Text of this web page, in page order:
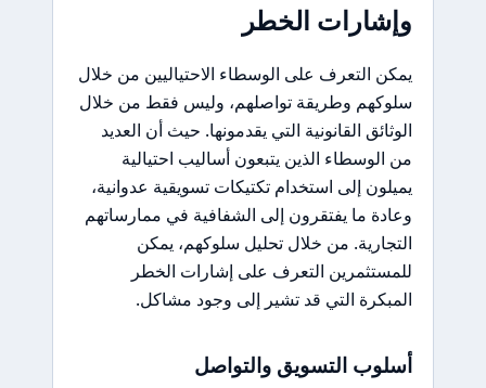
وإشارات الخطر
يمكن التعرف على الوسطاء الاحتياليين من خلال
سلوكهم وطريقة تواصلهم، وليس فقط من خلال
الوثائق القانونية التي يقدمونها. حيث أن العديد
من الوسطاء الذين يتبعون أساليب احتيالية
يميلون إلى استخدام تكتيكات تسويقية عدوانية،
وعادة ما يفتقرون إلى الشفافية في ممارساتهم
التجارية. من خلال تحليل سلوكهم، يمكن
للمستثمرين التعرف على إشارات الخطر
المبكرة التي قد تشير إلى وجود مشاكل.
أسلوب التسويق والتواصل